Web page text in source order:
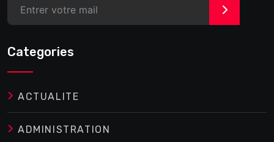
>
Categories
ACTUALITE
ADMINISTRATION